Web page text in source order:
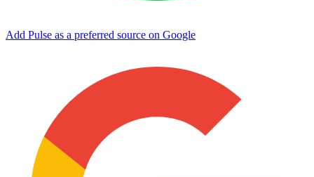
Add Pulse as a preferred source on Google